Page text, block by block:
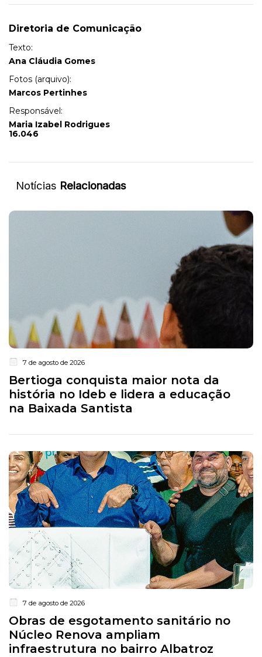
Diretoria de Comunicação
Texto:
Ana Cláudia Gomes
Fotos (arquivo):
Marcos Pertinhes
Responsável:
Maria Izabel Rodrigues
16.046
Notícias Relacionadas
7 de agosto de 2026
Bertioga conquista maior nota da
história no Ideb e lidera a educação
na Baixada Santista
7 de agosto de 2026
Obras de esgotamento sanitário no
Núcleo Renova ampliam
infraestrutura no bairro Albatroz